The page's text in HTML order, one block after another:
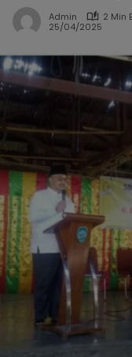
Admin
2 Min
25/04/2025